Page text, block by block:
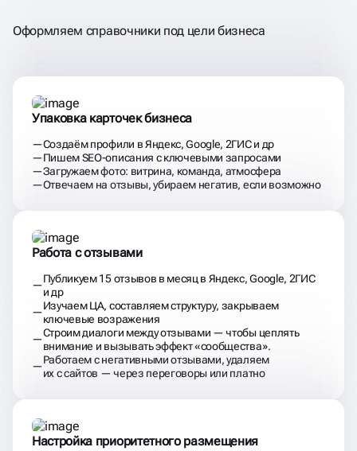
В КАНАЛ ПРОДАЖ
Оформляем справочники под цели бизнеса
Упаковка карточек бизнеса
Создаём профили в Яндекс, Google, 2ГИС и др
Пишем SEO-описания с ключевыми запросами
Загружаем фото: витрина, команда, атмосфера
Отвечаем на отзывы, убираем негатив, если возможно
Работа с отзывами
Публикуем 15 отзывов в месяц в Яндекс, Google, 2ГИС
и др
Изучаем ЦА, составляем структуру, закрываем
ключевые возражения
Строим диалоги между отзывами — чтобы цеплять
внимание и вызывать эффект «сообщества».
Работаем с негативными отзывами, удаляем
их с сайтов — через переговоры или платно
Настройка приоритетного размещения